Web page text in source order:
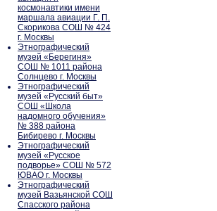
космонавтики имени
маршала авиации Г. П.
Скорикова СОШ № 424
г. Москвы
Этнографический
музей «Берегиня»
СОШ № 1011 района
Солнцево г. Москвы
Этнографический
музей «Русский быт»
СОШ «Школа
надомного обучения»
№ 388 района
Бибирево г. Москвы
Этнографический
музей «Русское
подворье» СОШ № 572
ЮВАО г. Москвы
Этнографический
музей Вазьянской СОШ
Спасского района